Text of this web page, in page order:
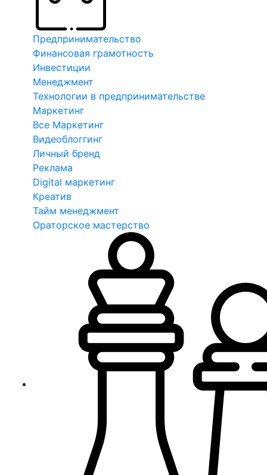
Предпринимательство
Финансовая грамотность
Инвестиции
Менеджмент
Технологии в предпринимательстве
Маркетинг
Все Маркетинг
Видеоблоггинг
Личный бренд
Реклама
Digital маркетинг
Креатив
Тайм менеджмент
Ораторское мастерство